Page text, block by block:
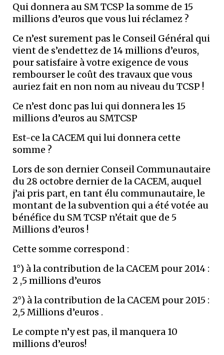
Qui donnera au SM TCSP la somme de 15
millions d’euros que vous lui réclamez ?
Ce n’est surement pas le Conseil Général qui
vient de s’endettez de 14 millions d’euros,
pour satisfaire à votre exigence de vous
rembourser le coût des travaux que vous
auriez fait en non nom au niveau du TCSP !
Ce n’est donc pas lui qui donnera les 15
millions d’euros au SMTCSP
Est-ce la CACEM qui lui donnera cette
somme ?
Lors de son dernier Conseil Communautaire
du 28 octobre dernier de la CACEM, auquel
j’ai pris part, en tant élu communautaire, le
montant de la subvention qui a été votée au
bénéfice du SM TCSP n’était que de 5
Millions d’euros !
Cette somme correspond :
1°) à la contribution de la CACEM pour 2014 :
2 ,5 millions d’euros
2°) à la contribution de la CACEM pour 2015 :
2,5 Millions d’euros .
Le compte n’y est pas, il manquera 10
millions d’euros!